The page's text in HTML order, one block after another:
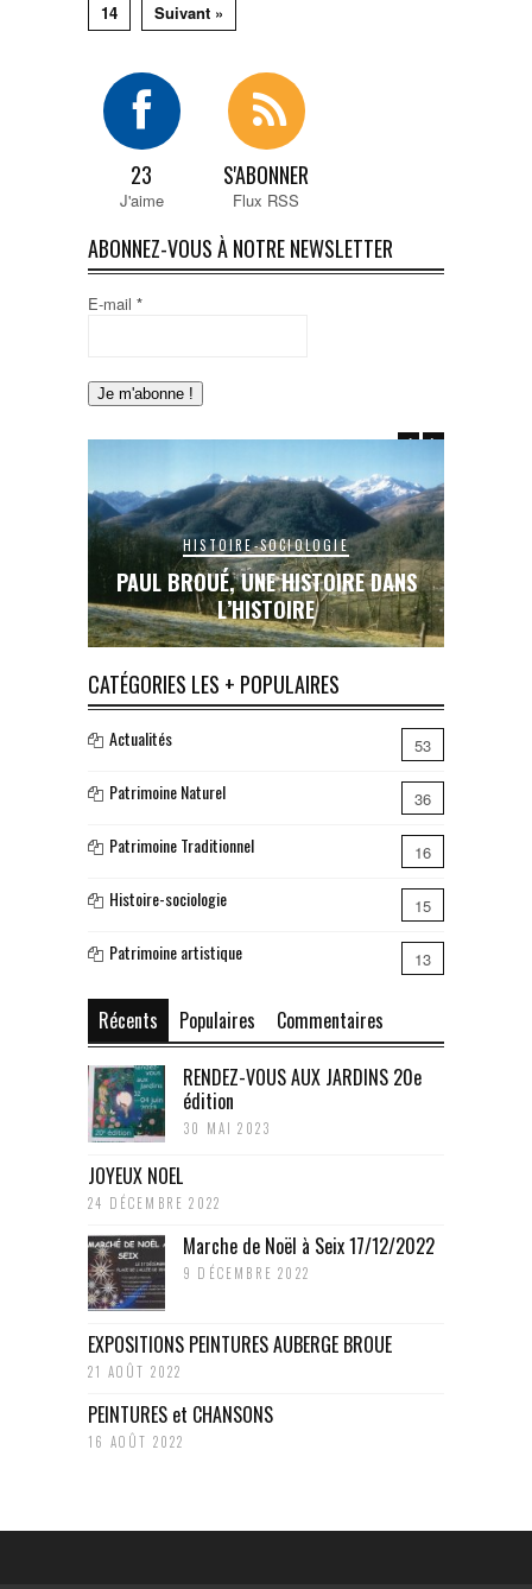
14
Suivant »
23
J'aime
S'ABONNER
Flux RSS
ABONNEZ-VOUS À NOTRE NEWSLETTER
E-mail *
SOCIOLOGIE
UNE HISTOIRE DANS
L’HISTOIRE
HISTOIRE-SOCIOLOGIE
LE RAIL EN COUSERANS :
INACHEVÉE, UN RÊVE
CATÉGORIES LES + POPULAIRES
Actualités 53
Patrimoine Naturel 36
Patrimoine Traditionnel 16
Histoire-sociologie 15
Patrimoine artistique 13
Récents Populaires
Commentaires
RENDEZ-VOUS AUX JARDINS 20e
édition
30 MAI 2023
JOYEUX NOEL
24 DÉCEMBRE 2022
Marche de Noël à Seix 17/12/2022
9 DÉCEMBRE 2022
EXPOSITIONS PEINTURES AUBERGE BROUE
21 AOÛT 2022
PEINTURES et CHANSONS
16 AOÛT 2022